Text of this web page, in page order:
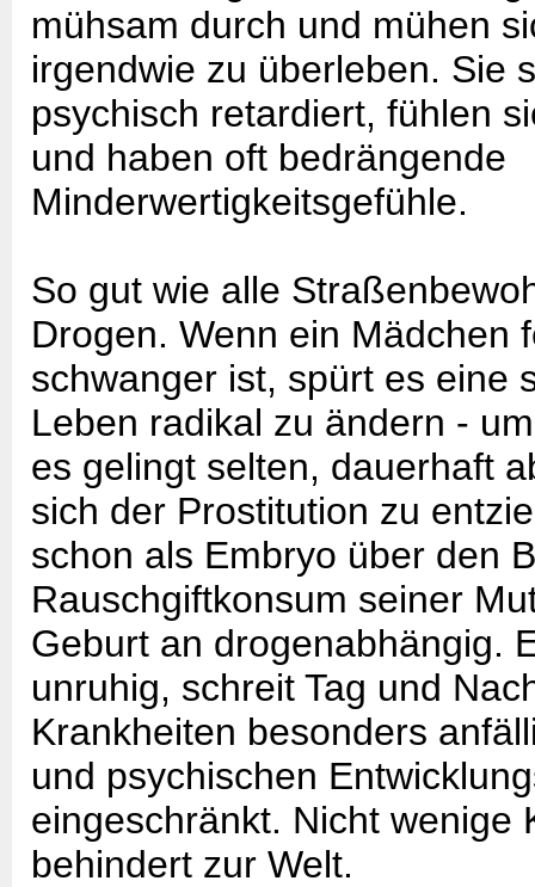
mühsam durch und mühen
irgendwie zu überleben. Sie
psychisch retardiert, fühlen
und haben oft bedrängende
Minderwertigkeitsgefühle.
So gut wie alle
Drogen. Wenn ein Mädchen
schwanger ist, spürt es eine
Leben radikal zu ändern -
es gelingt selten, dauerhaft
sich der Prostitution zu
schon als Embryo über den
Rauschgiftkonsum seiner
Geburt an drogenabhängig.
unruhig, schreit Tag und
Krankheiten besonders
und psychischen
eingeschränkt. Nicht wenige
behindert zur Welt.